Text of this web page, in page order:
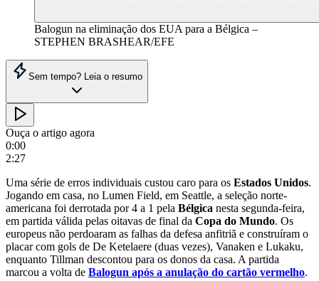
Balogun na eliminação dos EUA para a Bélgica –
STEPHEN BRASHEAR/EFE
Sem tempo? Leia o resumo
Ouça o artigo agora
0:00
2:27
Uma série de erros individuais custou caro para os Estados Unidos.
Jogando em casa, no Lumen Field, em Seattle, a seleção norte-
americana foi derrotada por 4 a 1 pela Bélgica nesta segunda-feira,
em partida válida pelas oitavas de final da Copa do Mundo. Os
europeus não perdoaram as falhas da defesa anfitriã e construíram o
placar com gols de De Ketelaere (duas vezes), Vanaken e Lukaku,
enquanto Tillman descontou para os donos da casa. A partida
marcou a volta de Balogun após a anulação do cartão vermelho.